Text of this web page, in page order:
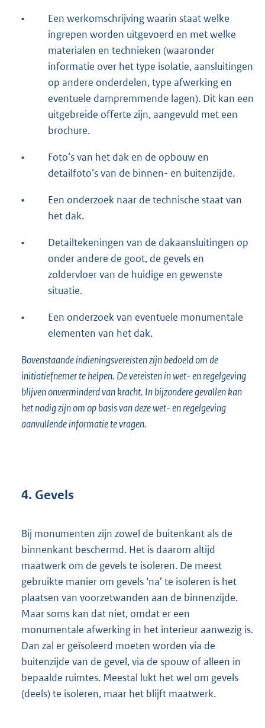
•
Een werkomschrijving waarin staat welke
ingrepen worden uitgevoerd en met welke
materialen en technieken (waaronder
informatie over het type isolatie, aansluitingen
op andere onderdelen, type afwerking en
eventuele dampremmende lagen). Dit kan een
uitgebreide offerte zijn, aangevuld met een
brochure.
•
Foto’s van het dak en de opbouw en
detailfoto’s van de binnen- en buitenzijde.
•
Een onderzoek naar de technische staat van
het dak.
•
Detailtekeningen van de dakaansluitingen op
onder andere de goot, de gevels en
zoldervloer van de huidige en gewenste
situatie.
•
Een onderzoek van eventuele monumentale
elementen van het dak.
Bovenstaande indieningsvereisten zijn bedoeld om de
initiatiefnemer te helpen. De vereisten in wet- en regelgeving
blijven onverminderd van kracht. In bijzondere gevallen kan
het nodig zijn om op basis van deze wet- en regelgeving
aanvullende informatie te vragen.
4. Gevels
Bij monumenten zijn zowel de buitenkant als de
binnenkant beschermd. Het is daarom altijd
maatwerk om de gevels te isoleren. De meest
gebruikte manier om gevels ‘na’ te isoleren is het
plaatsen van voorzetwanden aan de binnenzijde.
Maar soms kan dat niet, omdat er een
monumentale afwerking in het interieur aanwezig is.
Dan zal er geïsoleerd moeten worden via de
buitenzijde van de gevel, via de spouw of alleen in
bepaalde ruimtes. Meestal lukt het wel om gevels
(deels) te isoleren, maar het blijft maatwerk.